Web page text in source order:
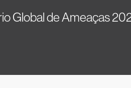
Global de Ameaças